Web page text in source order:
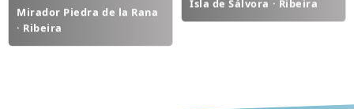
Isla de Sálvora · Ribeira
Mirador Piedra de la Rana
· Ribeira